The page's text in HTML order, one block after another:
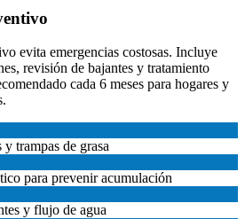
evita emergencias costosas. Incluye
revisión de bajantes y tratamiento
cada 6 meses para hogares y
trampas de grasa
para prevenir acumulación
y flujo de agua